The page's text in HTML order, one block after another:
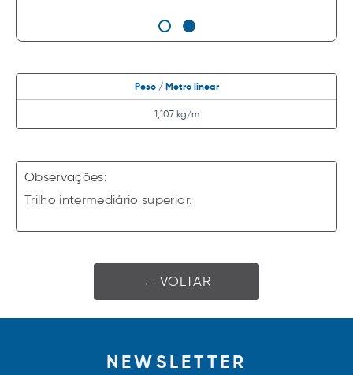
Peso / Metro linear
1,107 kg/m
Observações:
Trilho intermediário superior.
← VOLTAR
NEWSLETTER